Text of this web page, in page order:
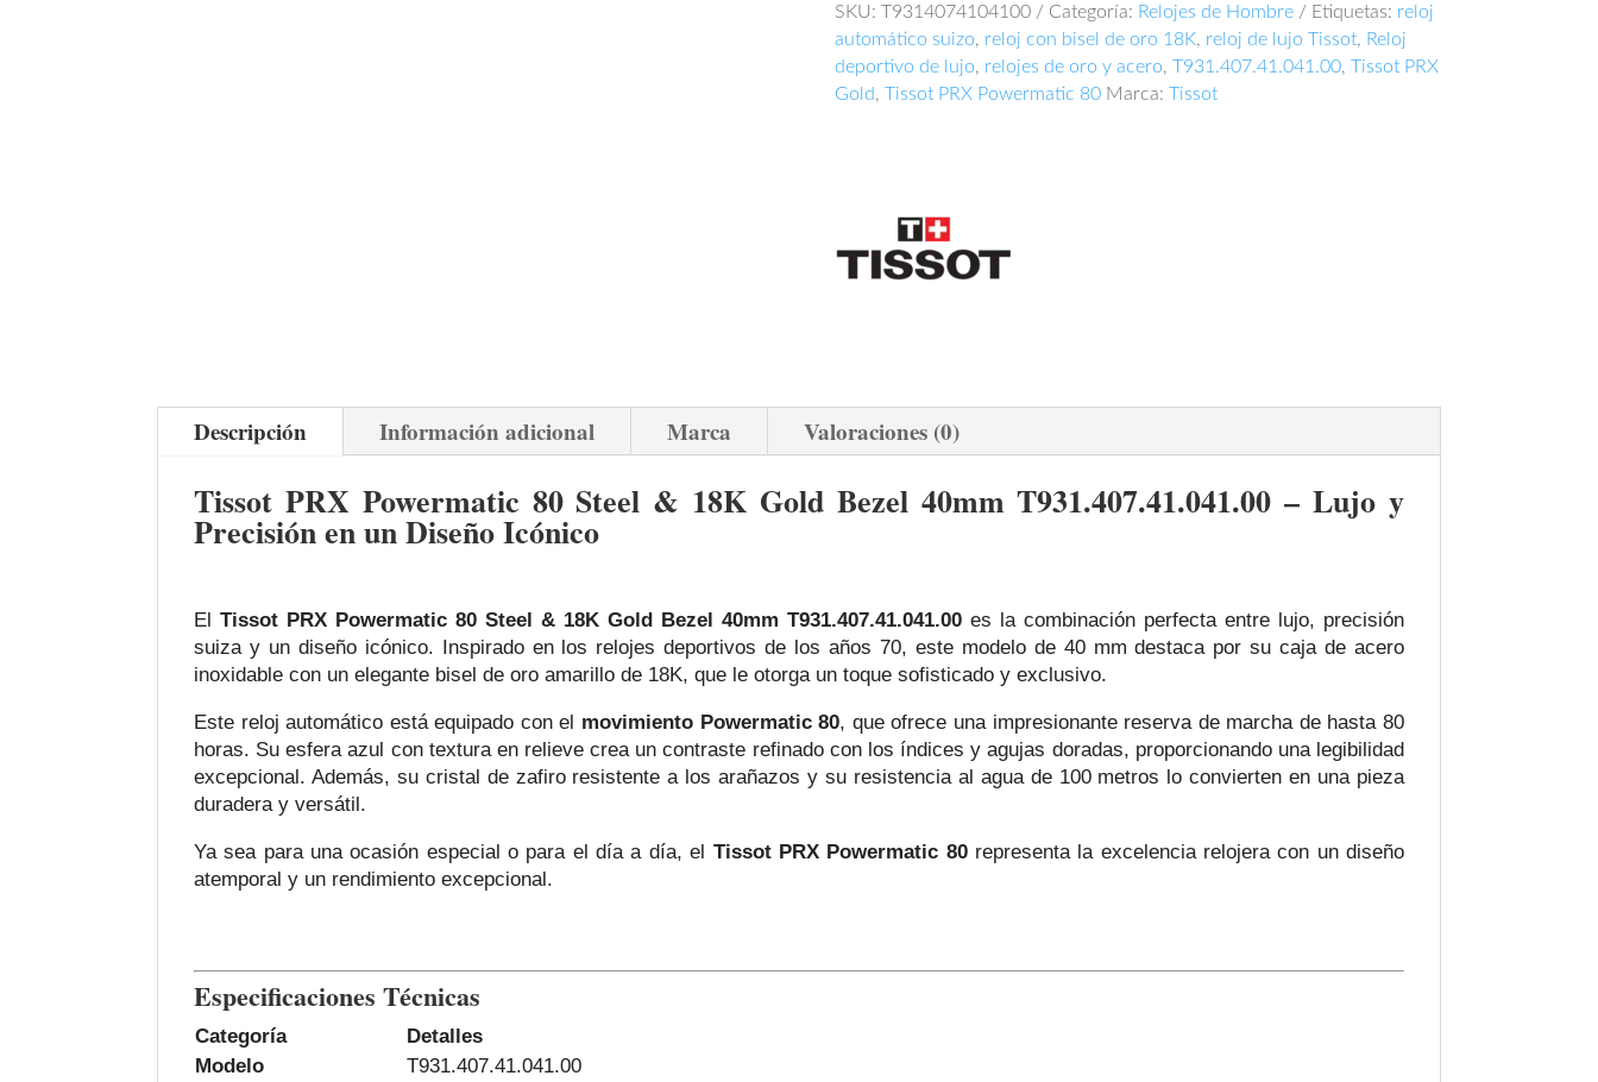
SKU: T9314074104100 Categoría: Relojes de Hombre Etiquetas: reloj
automático suizo, reloj con bisel de oro 18K, reloj de lujo Tissot, Reloj
deportivo de lujo, relojes de oro y acero, T931.407.41.041.00, Tissot PRX
Gold, Tissot PRX Powermatic 80 Marca: Tissot
Descripción Información adicional Marca Valoraciones (0)
Tissot PRX Powermatic 80 Steel & 18K Gold Bezel 40mm T931.407.41.041.00 – Lujo y
Precisión en un Diseño Icónico
El Tissot PRX Powermatic 80 Steel & 18K Gold Bezel 40mm T931.407.41.041.00 es la combinación perfecta entre lujo, precisión
suiza y un diseño icónico. Inspirado en los relojes deportivos de los años 70, este modelo de 40 mm destaca por su caja de acero
inoxidable con un elegante bisel de oro amarillo de 18K, que le otorga un toque sofisticado y exclusivo.
Este reloj automático está equipado con el movimiento Powermatic 80, que ofrece una impresionante reserva de marcha de hasta 80
horas. Su esfera azul con textura en relieve crea un contraste refinado con los índices y agujas doradas, proporcionando una legibilidad
excepcional. Además, su cristal de zafiro resistente a los arañazos y su resistencia al agua de 100 metros lo convierten en una pieza
duradera y versátil.
Ya sea para una ocasión especial o para el día a día, el Tissot PRX Powermatic 80representa la excelencia relojera con un diseño
atemporal y un rendimiento excepcional.
Especificaciones Técnicas
Categoría
Detalles
Modelo
T931.407.41.041.00